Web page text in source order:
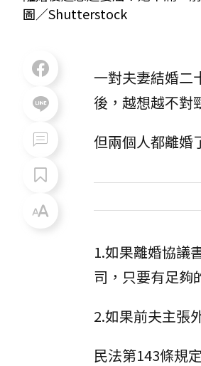
圖／Shutterstock
一對夫妻結婚二
後，越想越不對
但兩個人都離婚
1.如果離婚協議
司，只要有足夠
2.如果前夫主張
民法第143條規